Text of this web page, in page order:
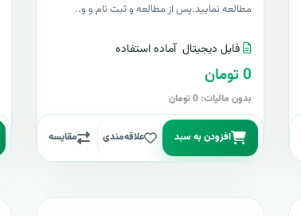
مطالعه نمایید.پس از مطالعه و ثبت نام و و..
فایل دیجیتال آماده استفاده
0 تومان
بدون مالیات: 0 تومان
افزودن به سبد علاقه‌مندی مقایسه